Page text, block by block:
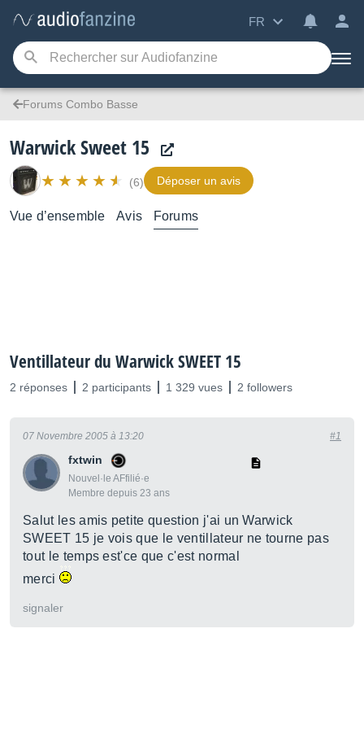
FR
Forums Combo Basse
Warwick Sweet 15
(6) Déposer un avis
Vue d’ensemble Avis Forums
Ventillateur du Warwick SWEET 15
2 réponses 2 participants 1 329 vues 2 followers
fxtwin
Nouvel·le AFfilié·e
Membre depuis 23 ans
07 Novembre 2005 à 13:20 #1
Salut les amis petite question j'ai un Warwick
SWEET 15 je vois que le ventillateur ne tourne pas
tout le temps est'ce que c'est normal
merci
signaler